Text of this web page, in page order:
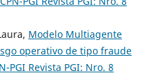
Modelo Multiagente
operativo de tipo fraude
PGI Revista PGI: Nro. 8